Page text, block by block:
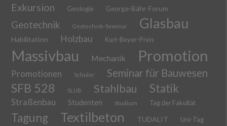
Exkursion Geologie George-Bähr-Forum
Geotechnik Geotechnik-Seminar Glasbau
Habilitation Holzbau Kurt-Beyer-Preis
Massivbau Mechanik Promotion
Promotionen Schüler Seminar für Bauwesen
SFB 528 SLUB Stahlbau Statik
Straßenbau Studenten Studium Tag der Fakultät
Tagung Textilbeton TUDALIT Uni-Tag